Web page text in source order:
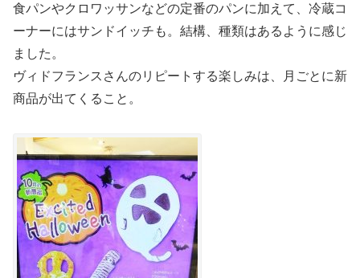
食パンやクロワッサンなどの定番のパンに加えて、冷蔵コ
ーナーにはサンドイッチも。結構、種類はあるように感じ
ました。
ヴィドフランスさんのリピートする楽しみは、月ごとに新
商品が出てくること。